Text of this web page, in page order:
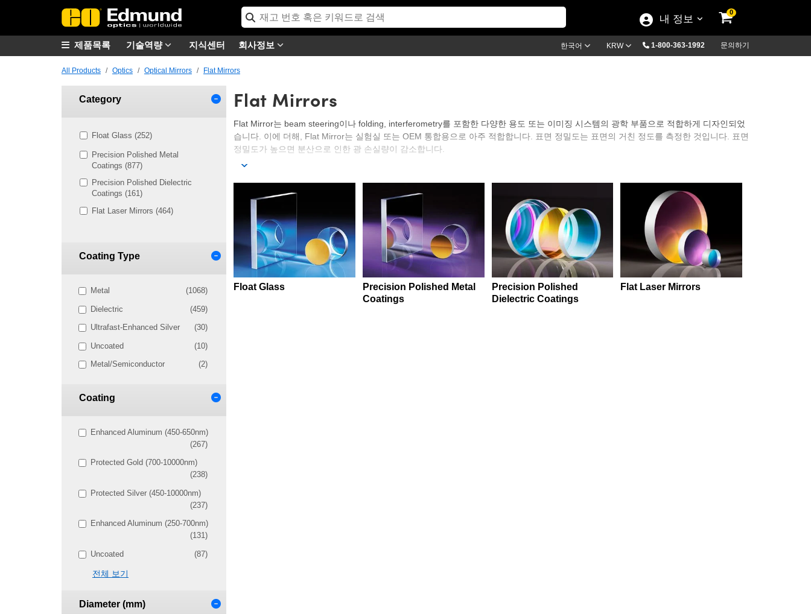
내 정보
0
기술역량 지식센터 회사정보 한국어 KRW 1-800-363-1992 문의하기
제품목록
All Products Optics Optical Mirrors Flat Mirrors
Category
Float Glass (252)
Precision Polished Metal
Coatings (877)
Precision Polished Dielectric
Coatings (161)
Flat Laser Mirrors (464)
Coating Type
Metal (1068)
Dielectric (459)
Ultrafast-Enhanced Silver (30)
Uncoated (10)
Metal/Semiconductor (2)
Coating
Enhanced Aluminum (450-650nm)
(267)
Protected Gold (700-10000nm)
(238)
Protected Silver (450-10000nm)
(237)
Enhanced Aluminum (250-700nm)
(131)
Uncoated (87)
전체 보기
Diameter (mm)
Flat Mirrors
Flat Mirror는 beam steering이나 folding, interferometry를 포함한 다양한 용도 또는 이미징 시스템의 광학 부품으로 적합하게 디자인되었
습니다. 이에 더해, Flat Mirror는 실험실 또는 OEM 통합용으로 아주 적합합니다. 표면 정밀도는 표면의 거친 정도를 측정한 것입니다. 표면
정밀도가 높으면 분산으로 인한 광 손실량이 감소합니다.
Edmund Optics는 표준 또는 정밀 Flat Mirror를 포함해 다양한 유형의 Optical Mirror를 공급합니다. 표준 Flat Mirror는 방대한 substrate,
있습니다. Fused Silica 또는 ZERODUR® substrate에 Precision Flat Mirror를 사용할 수 있습니다. ZERODUR®는 온도 변화에 민감한 용
도에 적합합니다. 반사 코팅 옵션에는 알루미늄, 금 또는 은이 포함됩니다. 내구성을 높이기 위해 금속 코팅에 보호용 dielectric overcoat 레
이어가 적용되었습니다. Flat Mirror 표면 정밀도에는 λ/4, λ/8, λ/10 또는 λ/20가 포함됩니다.
Float Glass
Precision Polished Metal
Coatings
Precision Polished
Dielectric Coatings
Flat Laser Mirrors